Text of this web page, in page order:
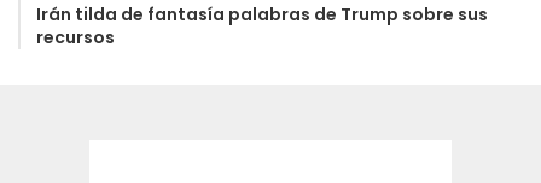
Irán tilda de fantasía palabras de Trump sobre sus
recursos